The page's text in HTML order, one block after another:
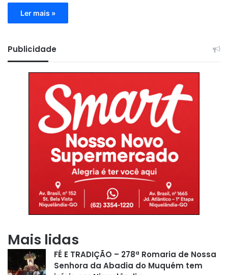
Ler mais »
Publicidade
Mais lidas
FÉ E TRADIÇÃO – 278ª Romaria de Nossa
Senhora da Abadia do Muquém tem